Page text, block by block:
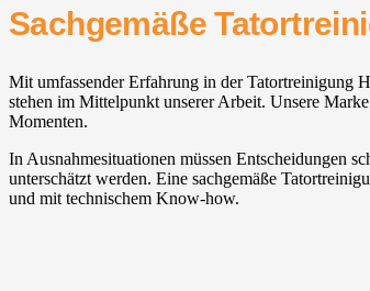
Sachgemäße
Mit umfassender Erfahrung in der Tatortreinigung
stehen im Mittelpunkt unserer Arbeit. Unsere
Momenten.
In Ausnahmesituationen müssen Entscheidungen
unterschätzt werden. Eine sachgemäße
und mit technischem Know-how.